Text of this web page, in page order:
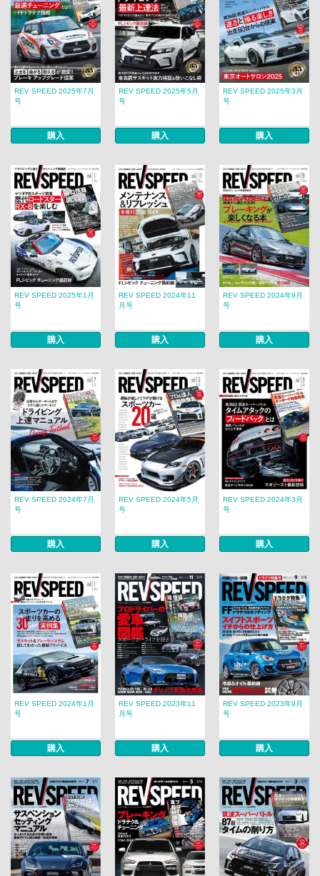
REV SPEED 2025年7月
号
購入
REV SPEED 2025年5月
号
購入
REV SPEED 2025年3月
号
購入
REV SPEED 2025年1月
号
購入
REV SPEED 2024年11
月号
購入
REV SPEED 2024年9月
号
購入
REV SPEED 2024年7月
号
購入
REV SPEED 2024年5月
号
購入
REV SPEED 2024年3月
号
購入
REV SPEED 2024年1月
号
購入
REV SPEED 2023年11
月号
購入
REV SPEED 2023年9月
号
購入